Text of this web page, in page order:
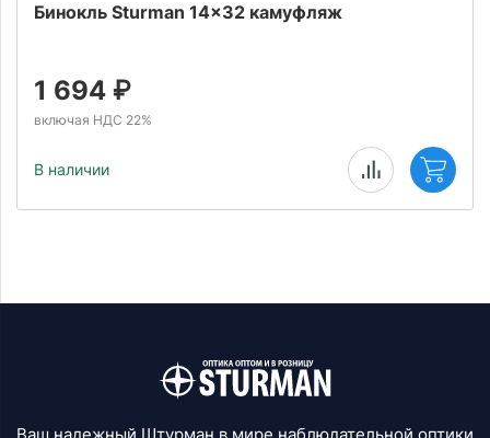
Бинокль Sturman 14x32 камуфляж
1 694 ₽
включая НДС 22%
В наличии